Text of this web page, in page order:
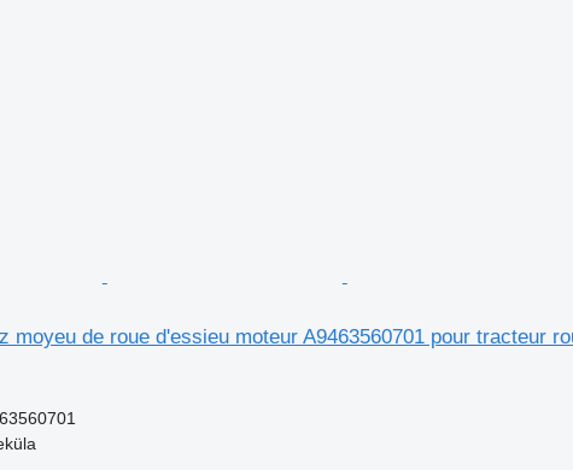
moyeu de roue d'essieu moteur A9463560701 pour tracteur